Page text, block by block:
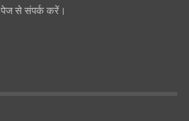
पेज से संपर्क करें।